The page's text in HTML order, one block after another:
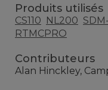
Produits utilisés
CS110 NL200
RTMCPRO
Contributeurs
Alan Hinckley,